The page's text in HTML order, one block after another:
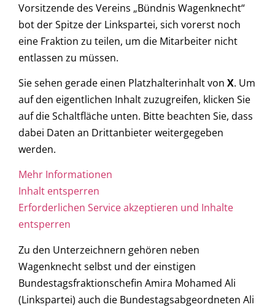
Vorsitzende des Vereins „Bündnis Wagenknecht“
bot der Spitze der Linkspartei, sich vorerst noch
eine Fraktion zu teilen, um die Mitarbeiter nicht
entlassen zu müssen.
Sie sehen gerade einen Platzhalterinhalt von X. Um
auf den eigentlichen Inhalt zuzugreifen, klicken Sie
auf die Schaltfläche unten. Bitte beachten Sie, dass
dabei Daten an Drittanbieter weitergegeben
werden.
Mehr Informationen
Inhalt entsperren
Erforderlichen Service akzeptieren und Inhalte
entsperren
Zu den Unterzeichnern gehören neben
Wagenknecht selbst und der einstigen
Bundestagsfraktionschefin Amira Mohamed Ali
(Linkspartei) auch die Bundestagsabgeordneten Ali